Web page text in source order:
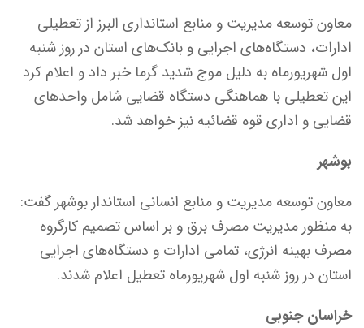
معاون توسعه مدیریت و منابع استانداری البرز از تعطیلی
ادارات، دستگاه‌های اجرایی و بانک‌های استان در روز شنبه
اول شهریورماه به دلیل موج شدید گرما خبر داد و اعلام کرد
این تعطیلی با هماهنگی دستگاه قضایی شامل واحدهای
قضایی و اداری قوه قضائیه نیز خواهد شد.
بوشهر
معاون توسعه مدیریت و منابع انسانی استاندار بوشهر گفت:
به منظور مدیریت مصرف برق و بر اساس تصمیم کارگروه
مصرف بهینه انرژی، تمامی ادارات و دستگاه‌های اجرایی
استان در روز شنبه اول شهریورماه تعطیل اعلام شدند.
خراسان جنوبی